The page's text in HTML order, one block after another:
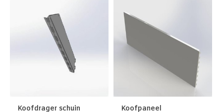
Koofdrager schuin Koofpaneel